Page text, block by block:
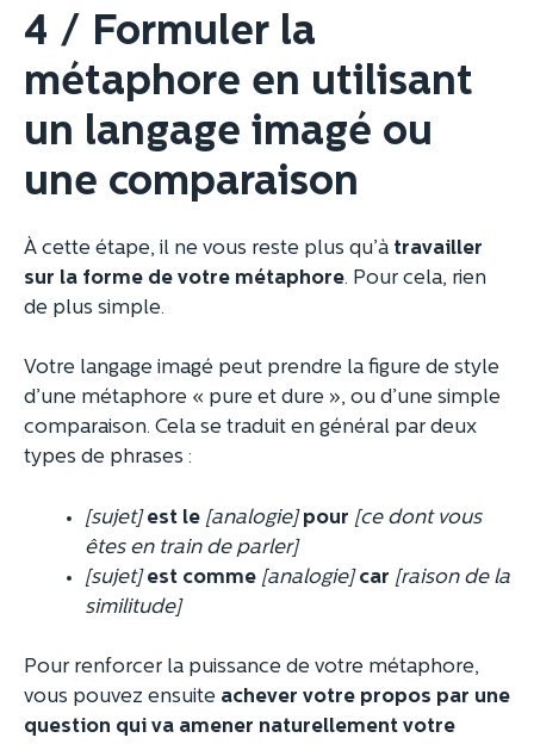
4 / Formuler la
métaphore en utilisant
un langage imagé ou
une comparaison
À cette étape, il ne vous reste plus qu’à travailler
sur la forme de votre métaphore. Pour cela, rien
de plus simple.
Votre langage imagé peut prendre la figure de style
d’une métaphore « pure et dure », ou d’une simple
comparaison. Cela se traduit en général par deux
types de phrases :
[sujet] est le [analogie] pour [ce dont vous
êtes en train de parler]
[sujet] est comme [analogie] car [raison de la
similitude]
Pour renforcer la puissance de votre métaphore,
vous pouvez ensuite achever votre propos par une
question qui va amener naturellement votre